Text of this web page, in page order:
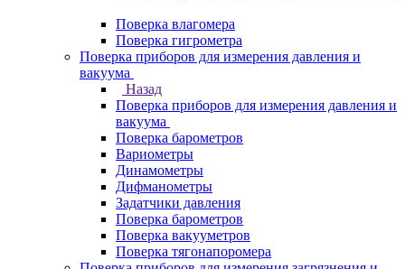
Поверка влагомера
Поверка гигрометра
Поверка приборов для измерения давления и
вакуума
Назад
Поверка приборов для измерения давления и
вакуума
Поверка барометров
Вариометры
Динамометры
Дифманометры
Задатчики давления
Поверка барометров
Поверка вакууметров
Поверка тягонапоромера